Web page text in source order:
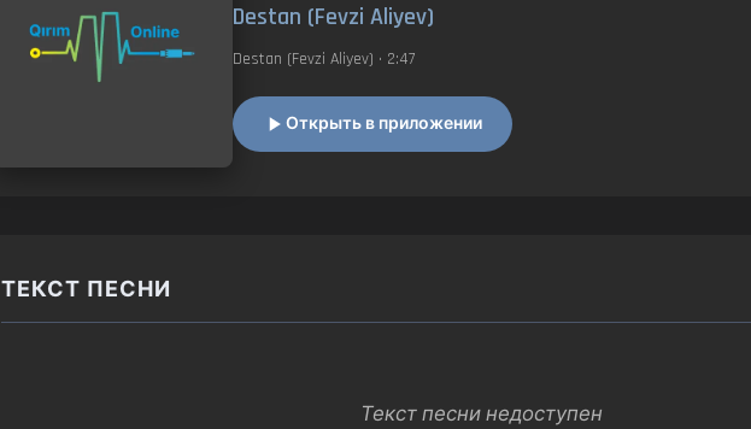
Destan (Fevzi Aliyev)
Destan (Fevzi Aliyev) • 2:47
Открыть в приложении
ТЕКСТ ПЕСНИ
Текст песни недоступен